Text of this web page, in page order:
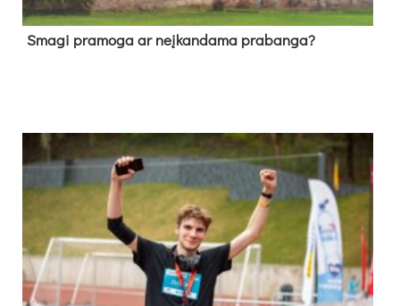
Sma­gi pra­mo­ga ar neį­kan­da­ma pra­ban­ga?